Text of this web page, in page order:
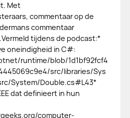
Met
commentaar op de
commentaar
tijdens de podcast:*
oneindigheid in C#:
runtime/blob/1d1bf92fcf4
src/libraries/Sys
System/Double.cs#L43*
dat definieert in hun
computer-